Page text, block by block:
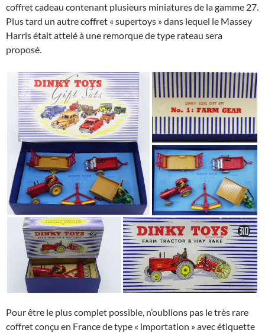
coffret cadeau contenant plusieurs miniatures de la gamme 27.
Plus tard un autre coffret « supertoys » dans lequel le Massey
Harris était attelé à une remorque de type rateau sera
proposé.
Pour être le plus complet possible, n’oublions pas le très rare
coffret conçu en France de type « importation » avec étiquette